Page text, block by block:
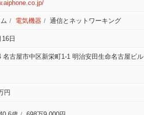
電気機器 通信とネットワーキング
日
名古屋市中区新栄町1-1 明治安田生命名古屋ビル
円